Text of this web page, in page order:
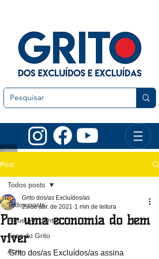
Post
Todos posts
Fique por dentro
Ecos do Grito
Acre
Todos posts
Por uma economia do bem
viver
Grito dos/as Excluídos/as
29 de abr. de 2021 1 min de leitura
Grito dos/as Excluídos/as assina